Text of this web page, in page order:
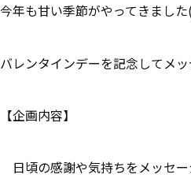
今年も甘い季節がやってきまし
バレンタインデーを記念してメ
【企画内容】
日頃の感謝や気持ちをメッセ